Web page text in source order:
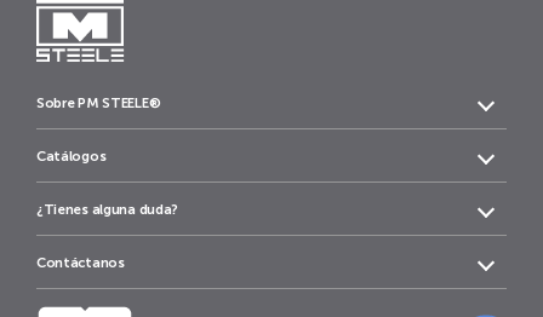
Sobre PM STEELE®
Catálogos
¿Tienes alguna duda?
Contáctanos